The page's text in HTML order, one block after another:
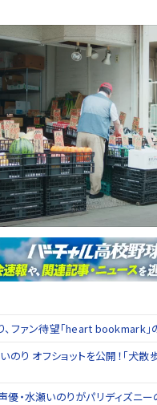
、ファン待望「heart bookmark」
のり オフショットを公開！「犬
優・水瀬いのりがパリディズニ